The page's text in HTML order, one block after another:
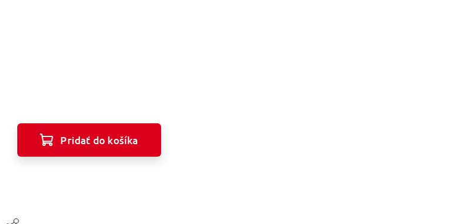
Pridať do košíka